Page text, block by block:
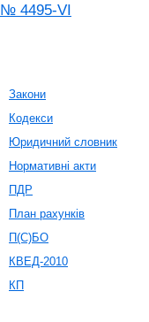
№ 4495-VI
Закони
Кодекси
Юридичний словник
Нормативні акти
ПДР
План рахунків
П(С)БО
КВЕД-2010
КП